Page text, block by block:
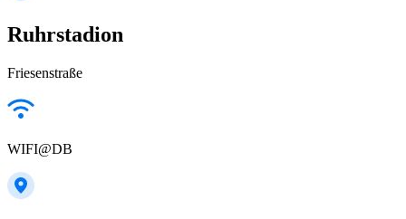
Ruhrstadion
Friesenstraße
WIFI@DB